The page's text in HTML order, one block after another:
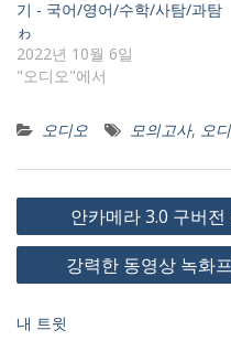
기 - 국어/영어/수학/사탐/과탐
ゎ
2022년 10월 6일
"오디오"에서
오디오 모의고사, 오
글
내
이
안카메라 3.0 구버
강력한 동영상 녹화
내 트윗